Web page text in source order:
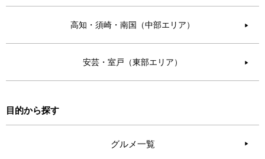
高知・須崎・南国（中部エリア） ▶︎
安芸・室戸（東部エリア） ▶︎
目的から探す
グルメ一覧